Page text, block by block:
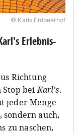
© Karls Erdbeerhof
Erlebnis-
Richtung
Stop beiKarl's.
jeder Menge
auch,
zu naschen,